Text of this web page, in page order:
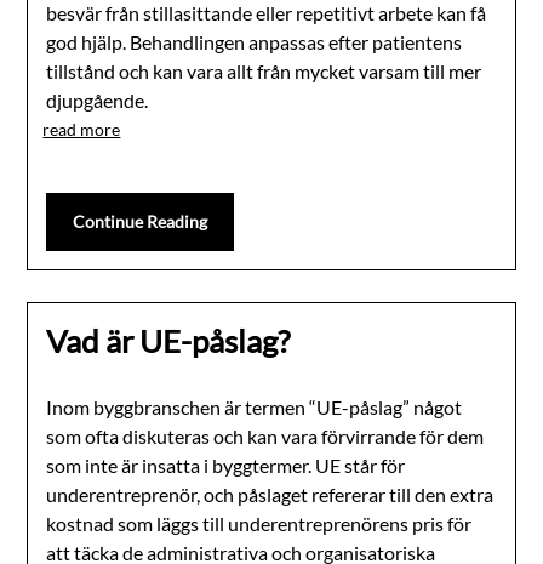
besvär från stillasittande eller repetitivt arbete kan få
god hjälp. Behandlingen anpassas efter patientens
tillstånd och kan vara allt från mycket varsam till mer
djupgående.
read more
Continue Reading
Vad är UE-påslag?
Inom byggbranschen är termen “UE-påslag” något
som ofta diskuteras och kan vara förvirrande för dem
som inte är insatta i byggtermer. UE står för
underentreprenör, och påslaget refererar till den extra
kostnad som läggs till underentreprenörens pris för
att täcka de administrativa och organisatoriska